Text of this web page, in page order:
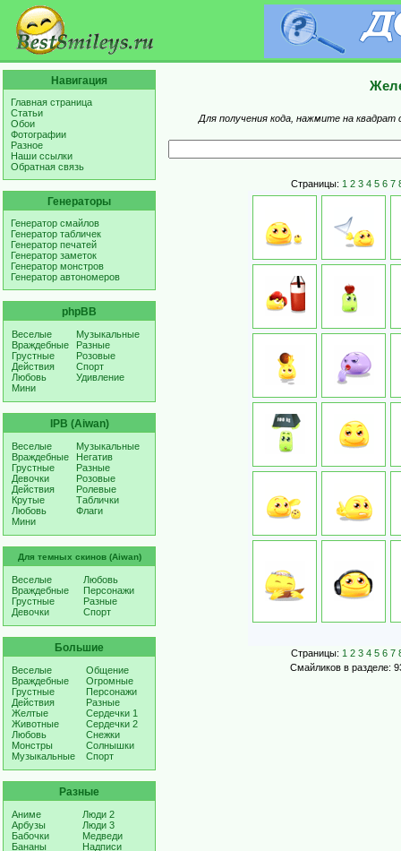
Навигация
Главная страница
Статьи
Обои
Фотографии
Разное
Наши ссылки
Обратная связь
Генераторы
Генератор смайлов
Генератор табличек
Генератор печатей
Генератор заметок
Генератор монстров
Генератор автономеров
phpBB
Веселые
Враждебные
Грустные
Действия
Любовь
Мини
Музыкальные
Разные
Розовые
Спорт
Удивление
IPB (Aiwan)
Веселые
Враждебные
Грустные
Девочки
Действия
Крутые
Любовь
Мини
Музыкальные
Негатив
Разные
Розовые
Ролевые
Таблички
Флаги
Для темных скинов (Aiwan)
Веселые
Враждебные
Грустные
Девочки
Любовь
Персонажи
Разные
Спорт
Большие
Веселые
Враждебные
Грустные
Действия
Желтые
Животные
Любовь
Монстры
Музыкальные
Общение
Огромные
Персонажи
Разные
Сердечки 1
Сердечки 2
Снежки
Солнышки
Спорт
Разные
Аниме
Арбузы
Бабочки
Бананы
Люди 2
Люди 3
Медведи
Надписи
Для получения кода, нажмите на
Страницы: 1 2 3 4 5 6 7
Страницы: 1 2 3 4 5 6 7
Смайликов в разделе: